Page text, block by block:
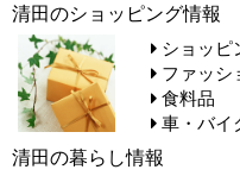
清田のショッピング情報
ショッピ
ファッシ
食料品
車・バイ
清田の暮らし情報